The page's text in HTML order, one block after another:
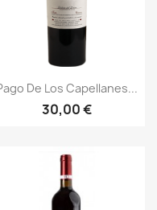
Vista rápida
De Los Capellanes...
30,00 €